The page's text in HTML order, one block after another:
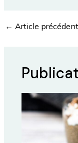
← Article précédent